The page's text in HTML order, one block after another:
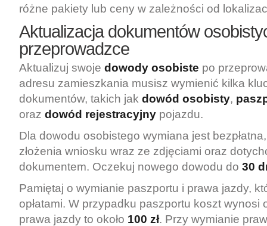
różne pakiety lub ceny w zależności od
Aktualizacja dokumentów
przeprowadzce
Aktualizuj swoje dowody osobiste po
adresu zamieszkania musisz wymienić kilka
dokumentów, takich jak dowód osobisty,
oraz dowód rejestracyjny pojazdu.
Dla dowodu osobistego wymiana jest
złożenia wniosku wraz ze zdjęciami oraz
dokumentem. Oczekuj nowego dowodu do 30
Pamiętaj o wymianie paszportu i prawa jazdy,
opłatami. W przypadku paszportu koszt wynosi
prawa jazdy to około 100 zł. Przy wymianie